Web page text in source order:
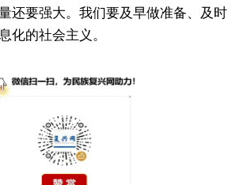
还要强大。我们要及早做准备、及时
化的社会主义。